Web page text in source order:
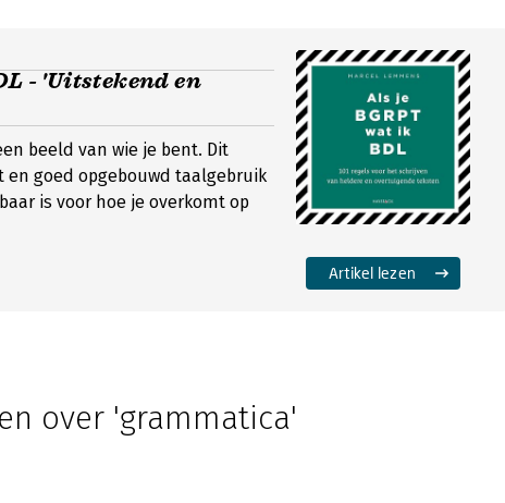
- 'Uitstekend en
beeld van wie je bent. Dit
goed opgebouwd taalgebruik
is voor hoe je overkomt op
Artikel lezen
over 'grammatica'